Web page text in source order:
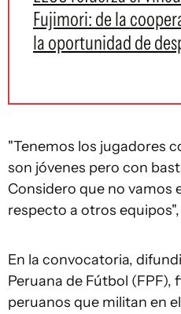
Fujimori: de la
la oportunidad de
"Tenemos los jugadores
son jóvenes pero con
Considero que no vamos
respecto a otros
En la convocatoria,
Peruana de Fútbol
peruanos que militan en